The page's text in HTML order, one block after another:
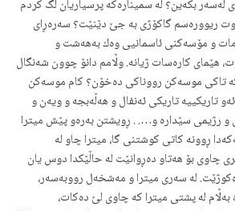
بكەین؟ لە سمینارەكە پرسیاریان لگ كردم
ریوورەسم گاكۆژی بە جێ دێنێت؟ سەرەڕای
و مۆسەكنی ئاسمانیی وەك بەهەشت و
هێمای كارەسات ژیانە. وڵامم دانۆ چوون شەنگال
تاكی موسەكن رووناكی دەخۆن؟ كام موسەكن
تاریكییە تاریكی ئەنفال و هەڵەبجە و ویەن و
رژیمی سێدارە و…. . ڕویشتن بەرەو پێش میترا
ڕوونە كاتی كوشتنی گا، میترا چاو لە
چاوی بۆ هەتاو دەڕوانێت لە حاڵێكدا دوس یان
لە سەری میترا و مەشخەل رووبەسەر،
لە پشتی میترا كە چاوی لێ دەكات،